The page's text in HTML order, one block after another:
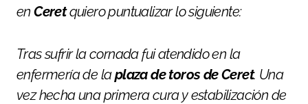
enCeretquiero puntualizar lo siguiente:
Tras sufrir la cornada fui atendido en la
enfermería de laplaza de toros de Ceret. Una
vez hecha una primera cura y estabilización de